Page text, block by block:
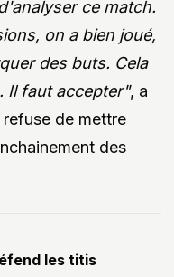
ce match.
on a bien joué,
des buts. Cela
Il faut accepter", a
de mettre
des
les titis